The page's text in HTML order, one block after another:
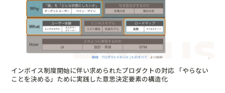
インボイス制度開始に伴い求められたプロダクトの対応 「やらない
ことを決める」ために実践した意思決定要素の構造化